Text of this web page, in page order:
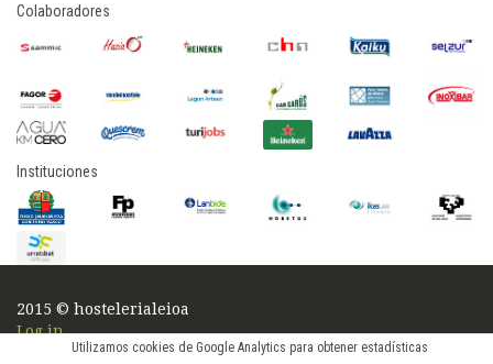
Utilizamos cookies de Google Analytics para obtener estadísticas
Colaboradores
Instituciones
2015 © hostelerialeioa
Log in